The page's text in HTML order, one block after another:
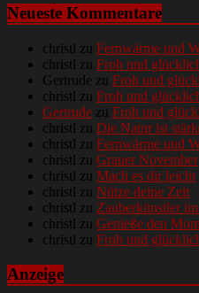
Neueste Kommentare
christl zu Fernwärme und
christl zu Froh und
Gertrude zu Froh und
christl zu Froh und
Gertrude zu Froh und
christl zu Die Natur ist
christl zu Fernwärme und
christl zu Grauer November
christl zu Mach es dir leicht
christl zu Nütze deine Zeit
christl zu Zauberkünstler
christl zu Genieße den
christl zu Froh und
Anzeige